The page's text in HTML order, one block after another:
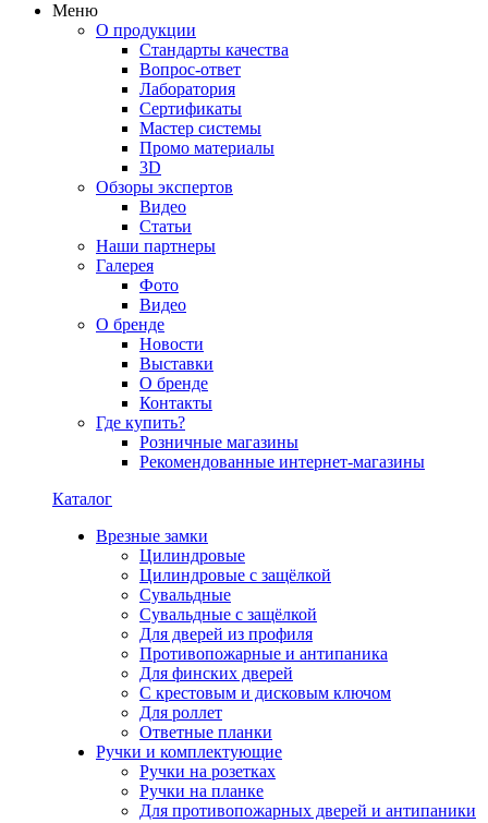
Меню
О продукции
Стандарты качества
Вопрос-ответ
Лаборатория
Сертификаты
Мастер системы
Промо материалы
3D
Обзоры экспертов
Видео
Статьи
Наши партнеры
Галерея
Фото
Видео
О бренде
Новости
Выставки
О бренде
Контакты
Где купить?
Розничные магазины
Рекомендованные интернет-магазины
Каталог
Врезные замки
Цилиндровые
Цилиндровые с защёлкой
Сувальдные
Сувальдные с защёлкой
Для дверей из профиля
Противопожарные и антипаника
Для финских дверей
С крестовым и дисковым ключом
Для роллет
Ответные планки
Ручки и комплектующие
Ручки на розетках
Ручки на планке
Для противопожарных дверей и антипаники